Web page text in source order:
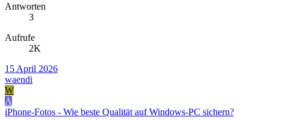
Antworten
3
Aufrufe
2K
15 April 2026
waendi
W
A
iPhone-Fotos - Wie beste Qualität auf Windows-PC sichern?